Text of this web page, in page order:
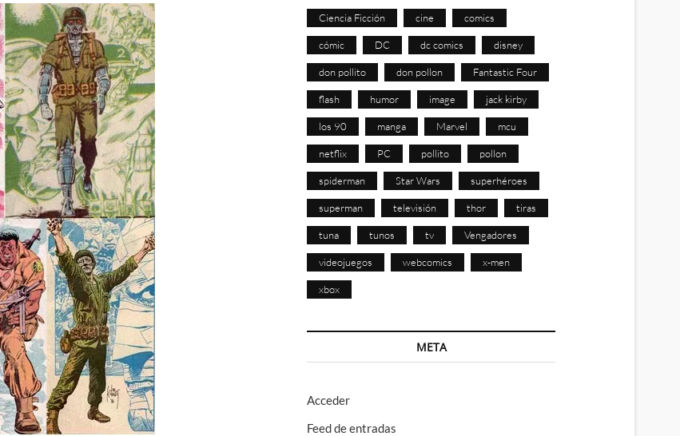
Ciencia Ficción cine comics
cómic DC dc comics disney
don pollito don pollon Fantastic Four
flash humor image jack kirby
los 90 manga Marvel mcu
netflix PC pollito pollon
spiderman Star Wars superhéroes
superman televisión thor tiras
tuna tunos tv Vengadores
videojuegos webcomics x-men
xbox
META
Acceder
Feed de entradas